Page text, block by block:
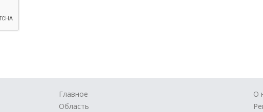
Главное
Область
О